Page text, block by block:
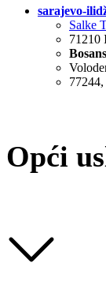
sarajevo-
Salke
71210
Opći